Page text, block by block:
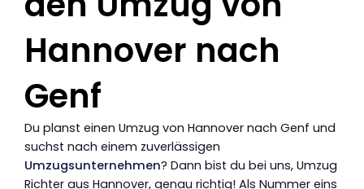
Hannover nach
Genf
Du planst einen Umzug von Hannover nach Genf und
suchst nach einem zuverlässigen
Umzugsunternehmen? Dann bist du bei uns, Umzug
Richter aus Hannover, genau richtig! Als Nummer eins